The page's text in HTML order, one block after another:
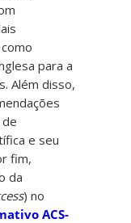
para a
Além disso,
e seu
fim,
da
) no
ACS-